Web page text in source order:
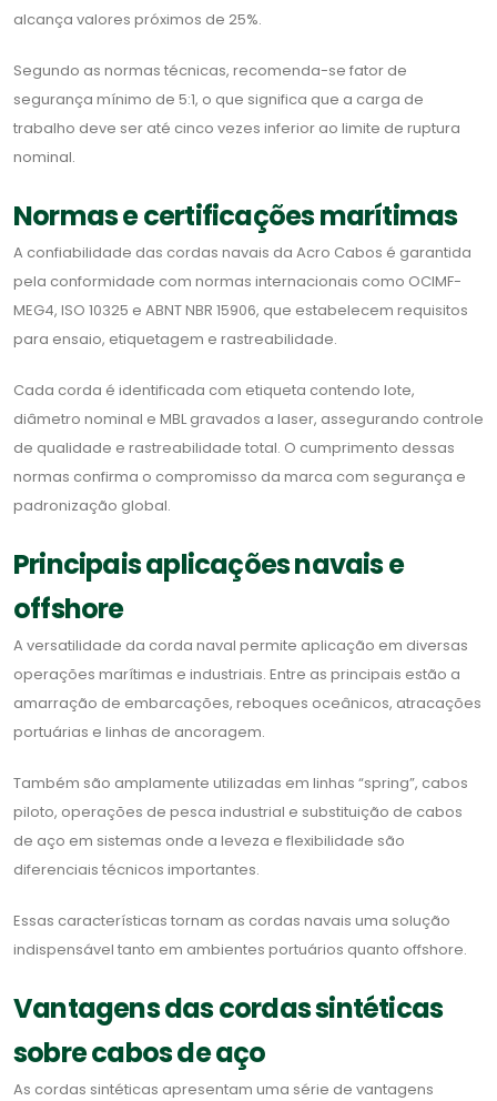
alcança valores próximos de 25%.
Segundo as normas técnicas, recomenda-se fator de
segurança mínimo de 5:1, o que significa que a carga de
trabalho deve ser até cinco vezes inferior ao limite de ruptura
nominal.
Normas e certificações marítimas
A confiabilidade das cordas navais da Acro Cabos é garantida
pela conformidade com normas internacionais como OCIMF-
MEG4, ISO 10325 e ABNT NBR 15906, que estabelecem requisitos
para ensaio, etiquetagem e rastreabilidade.
Cada corda é identificada com etiqueta contendo lote,
diâmetro nominal e MBL gravados a laser, assegurando controle
de qualidade e rastreabilidade total. O cumprimento dessas
normas confirma o compromisso da marca com segurança e
padronização global.
Principais aplicações navais e
offshore
A versatilidade da corda naval permite aplicação em diversas
operações marítimas e industriais. Entre as principais estão a
amarração de embarcações, reboques oceânicos, atracações
portuárias e linhas de ancoragem.
Também são amplamente utilizadas em linhas “spring”, cabos
piloto, operações de pesca industrial e substituição de cabos
de aço em sistemas onde a leveza e flexibilidade são
diferenciais técnicos importantes.
Essas características tornam as cordas navais uma solução
indispensável tanto em ambientes portuários quanto offshore.
Vantagens das cordas sintéticas
sobre cabos de aço
As cordas sintéticas apresentam uma série de vantagens